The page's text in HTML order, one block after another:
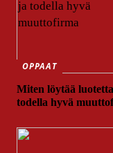
OPPAAT
Miten löytää
todella hyvä